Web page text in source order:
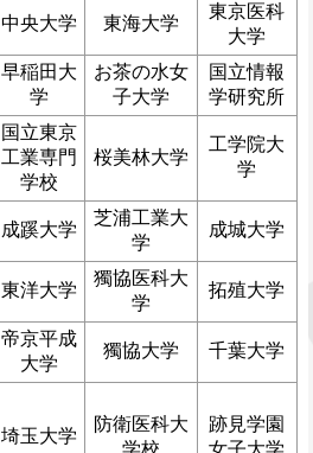
中央大学 東海大学
東京医科
大学
早稲田大
学
お茶の水女
子大学
国立情報
学研究所
国立東京
工業専門
学校
桜美林大学
工学院大
学
成蹊大学
芝浦工業大
学
成城大学
東洋大学
獨協医科大
学
拓殖大学
帝京平成
大学
獨協大学 千葉大学
埼玉大学
防衛医科大
跡見学園